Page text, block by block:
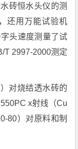
砖恒水头仪的测
还用万能试验机
头速度测量了试
T 2997-2000测定
对烧结透水砖的
x射线（Cu
80）对原料和制